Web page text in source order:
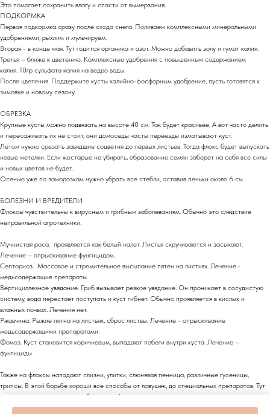
Это помогает сохранить влагу и спасти от вымерзания.
ПОДКОРМКА
Первая подкормка сразу после схода снега. Поливаем комплексными минеральными
удобрениями, рыхлим и мульчируем.
Вторая - в конце мая. Тут годится органика и азот. Можно добавить золу и гумат калия.
Третья – ближе к цветению. Комплексные удобрения с повышенным содержанием
калия. 10гр сульфата калия на ведро воды.
После цветения. Поддержите кусты калийно-фосфорным удобрение, пусть готовятся к
зимовке и новому сезону.
ОБРЕЗКА
Крупные кусты можно подвязать на высоте 40 см. Так будет красивее. А вот часто делить
и пересаживать их не стоит, они домоседы часты переезды изматывают куст.
Летом нужно срезать завядшие соцветия до первых листьев. Тогда флокс будет выпускать
новые метелки. Если жестарые не убирать, образование семян заберет на себя все силы
и новых цветов не будет.
Осенью уже по заморозкам нужно убрать все стебли, оставив пеньки около 6 см.
БОЛЕЗНИ И ВРЕДИТЕЛИ
Флоксы чувствительны к вирусным и грибным заболеваниям. Обычно это следствие
неправильной агротехники.
Мучнистая роса. проявляется как белый налет. Листья скручиваются и засыхают.
Лечение – опрыскивание фунгицидом.
Септориоз. Массовое и стремительное высыпание пятен на листьях. Лечение -
медьсодержащие препараты.
Вертициллезное увядание. Гриб вызывает резкое увядание. Он проникает в сосудистую
систему, вода перестает поступать и куст гибнет. Обычно проявляется в кислых и
влажных почвах. Лечения нет.
Ржавчина. Рыжие пятна на листьях, сброс листвы. Лечение - опрыскивание
медьсодержащими препаратами.
Фомоз. Куст становится коричневым, выпадают побеги внутри куста. Лечение –
фунгициды.
Также на флоксы нападают слизни, улитки, слюнявая пенница, различные гусеницы,
трипсы. В этой борьбе хороши все способы от ловушек, до специальных препаратов. Тут
тило у вас в саду зоопарк, либо кратота!